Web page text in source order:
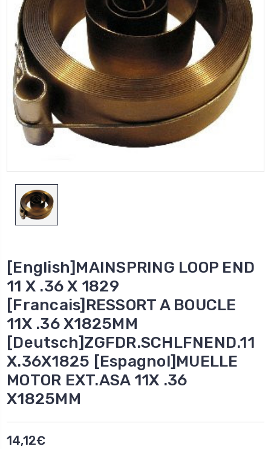
[English]MAINSPRING LOOP END
11 X .36 X 1829
[Francais]RESSORT A BOUCLE
11X .36 X1825MM
[Deutsch]ZGFDR.SCHLFNEND.11
X.36X1825 [Espagnol]MUELLE
MOTOR EXT.ASA 11X .36
X1825MM
14,12€